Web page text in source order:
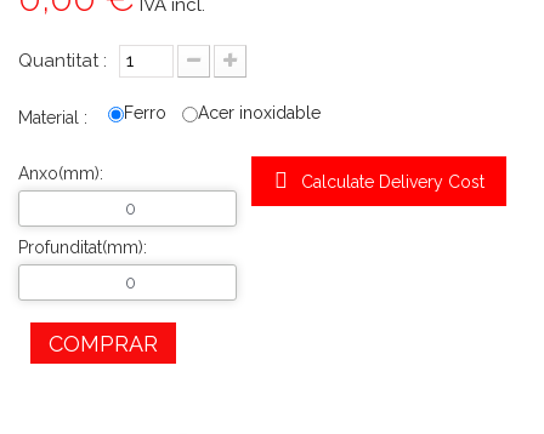
IVA incl.
Quantitat :
Material : Ferro Acer inoxidable
Calculate Delivery Cost
Anxo(mm):
Profunditat(mm):
COMPRAR